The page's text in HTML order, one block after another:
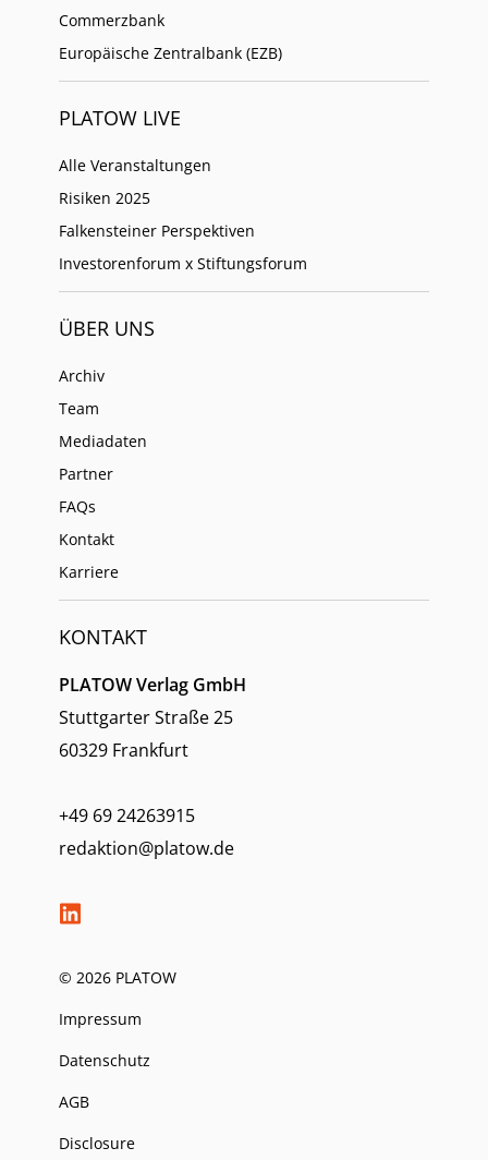
Commerzbank
Europäische Zentralbank (EZB)
PLATOW LIVE
Alle Veranstaltungen
Risiken 2025
Falkensteiner Perspektiven
Investorenforum x Stiftungsforum
ÜBER UNS
Archiv
Team
Mediadaten
Partner
FAQs
Kontakt
Karriere
KONTAKT
PLATOW Verlag GmbH
Stuttgarter Straße 25
60329 Frankfurt
+49 69 24263915
redaktion@platow.de
© 2026 PLATOW
Impressum
Datenschutz
AGB
Disclosure